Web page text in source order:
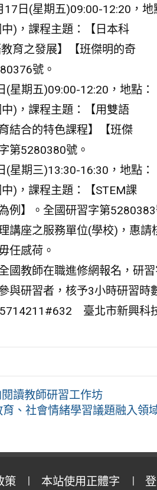
日(星期五)09:00-12:20，地
)，課程主題：【日本科
育之發展】【班傑明的奇
號。
星期五)09:00-12:20，地點：
)，課程主題：【用雙語
結合的特色課程】【班傑
第5280380號。
星期三)13:30-16:30，地點：
)，課程主題：【STEM課
例】。全國研習字第5280383
講座之服務單位(學校)，惠請
任感荷。
國教師在職進修網報名，研
與研習者，核予3小時研習時
臺北市新興科
讀教師研習工作坊
、社會情緒學習議題融入領
策 本站使用正體字